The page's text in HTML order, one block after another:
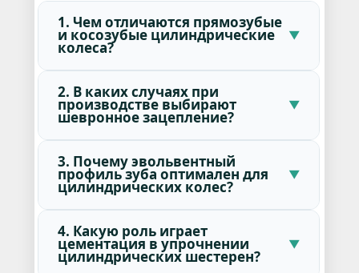
1. Чем отличаются прямозубые
и косозубые цилиндрические
колеса?
2. В каких случаях при
производстве выбирают
шевронное зацепление?
3. Почему эвольвентный
профиль зуба оптимален для
цилиндрических колес?
4. Какую роль играет
цементация в упрочнении
цилиндрических шестерен?